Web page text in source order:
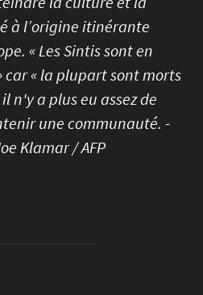
à l’origine itinérante
« Les Sintis sont en
« la plupart sont morts
n'y a plus eu assez de
une communauté. -
Klamar / AFP